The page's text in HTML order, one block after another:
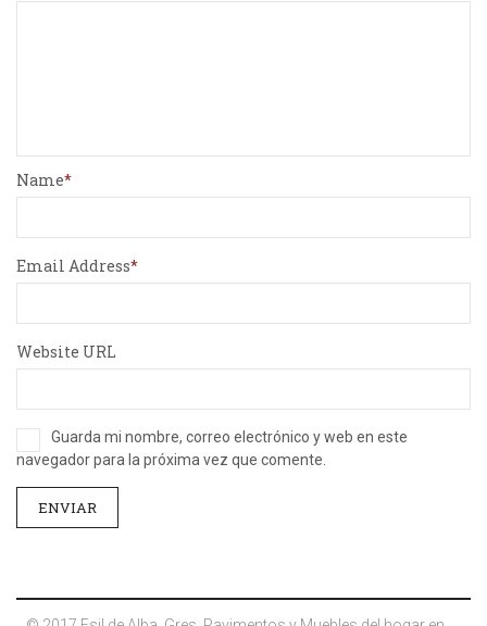
Name
Email Address
Website URL
Guarda mi nombre, correo electrónico y web en este
navegador para la próxima vez que comente.